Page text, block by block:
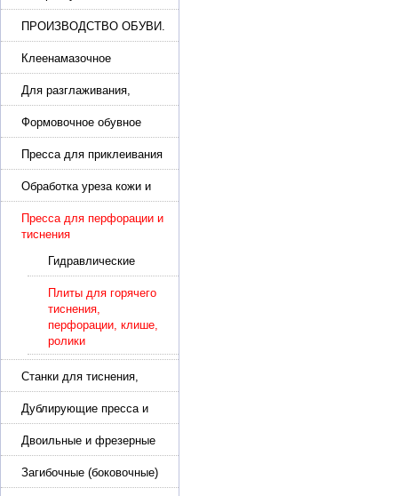
для сварки
ПРОИЗВОДСТВО ОБУВИ.
Машины для изготовления
обуви
Клеенамазочное
оборудование и активаторы
клея
Для разглаживания,
разбивания и герметизации
шва
Формовочное обувное
оборудование
Пресса для приклеивания
подошвы и прибивки
каблука
Обработка уреза кожи и
покрасочные камеры
Пресса для перфорации и
тиснения
Гидравлические
пресса для
перфорации и
тиснения
Плиты для горячего
тиснения,
перфорации, клише,
ролики
Станки для тиснения,
нанесения логотипа и
нумераторы
Дублирующие пресса и
утюги для разглаживания
кожи
Двоильные и фрезерные
машины для слоения и
фрезерования кожи
Загибочные (боковочные)
машины для стельки,